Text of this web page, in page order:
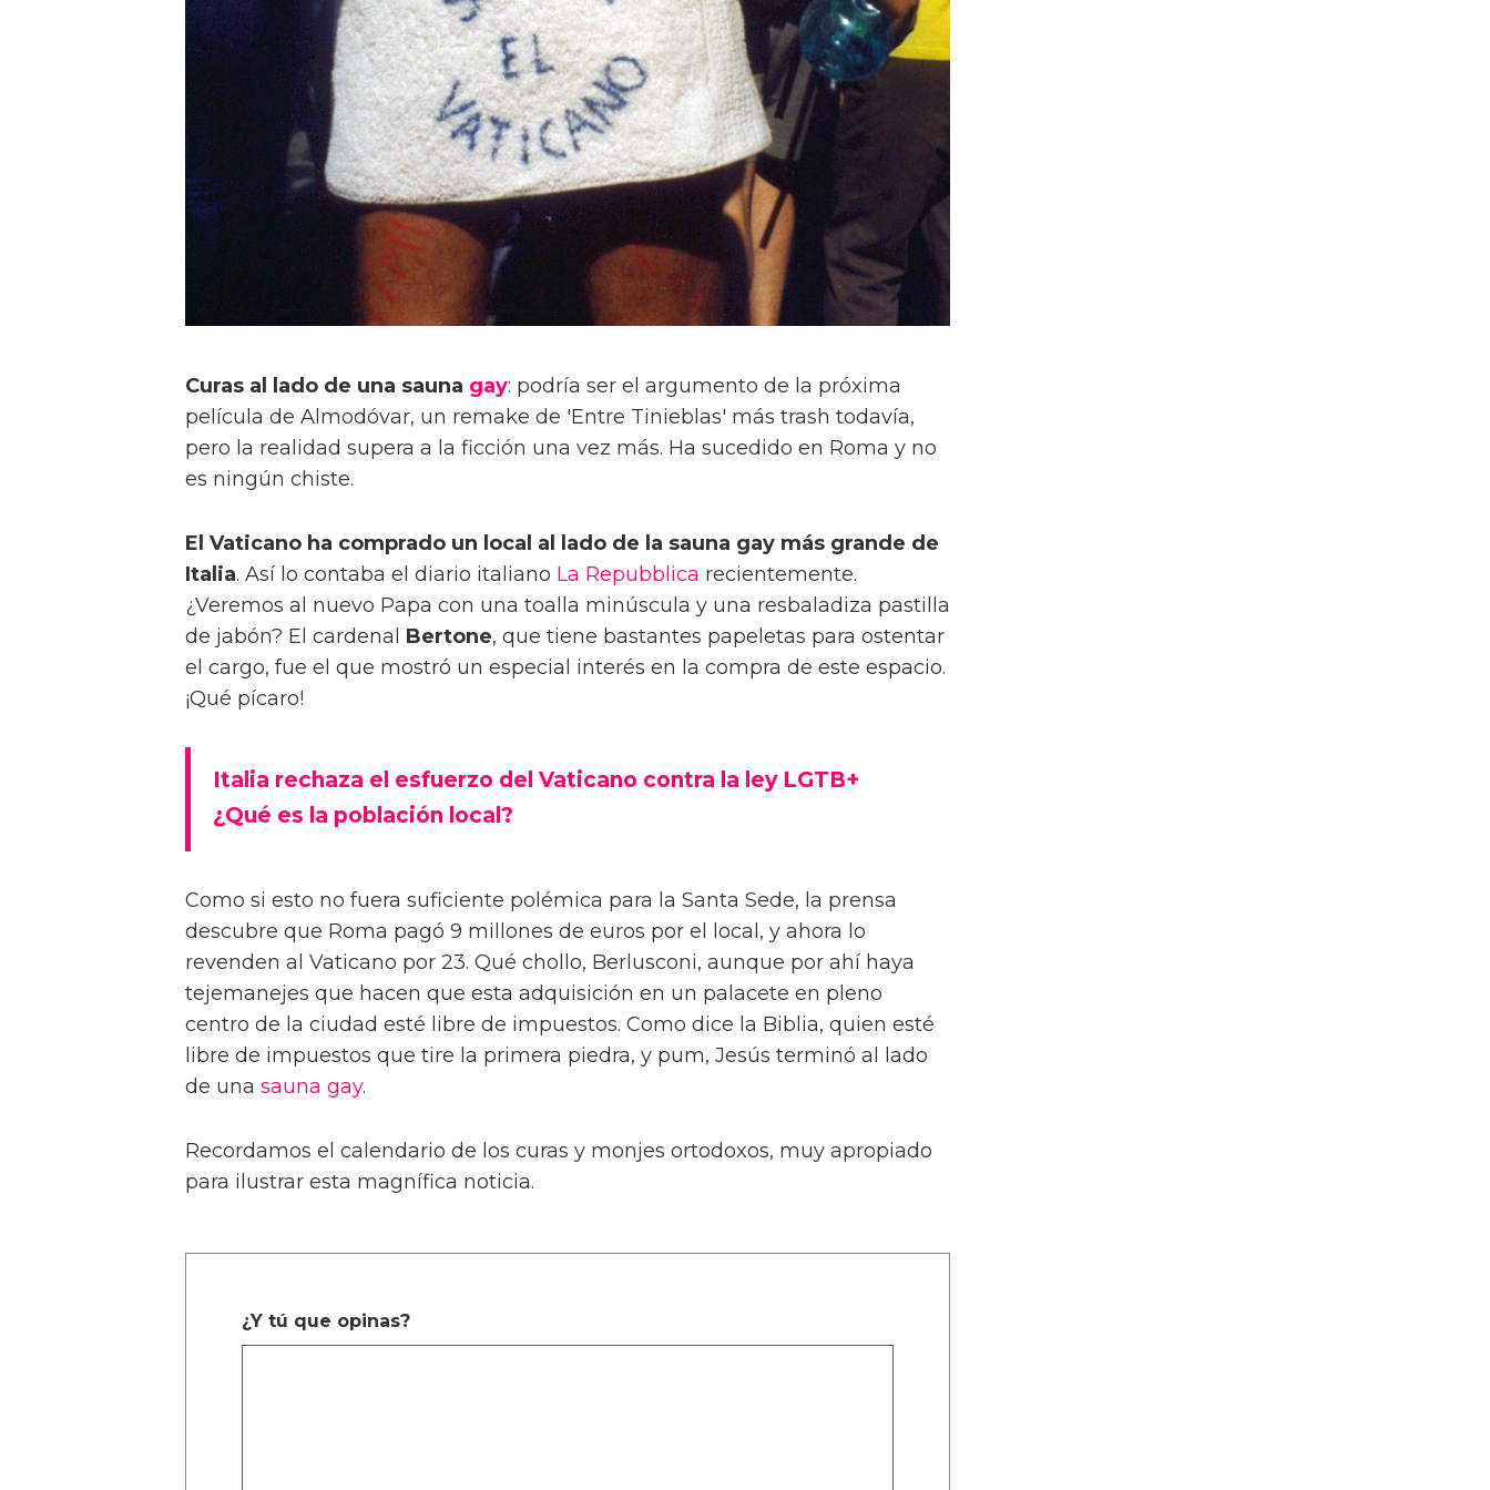
Curas al lado de una sauna gay: podría ser el argumento de la próxima
película de Almodóvar, un remake de 'Entre Tinieblas' más trash todavía,
pero la realidad supera a la ficción una vez más. Ha sucedido en Roma y no
es ningún chiste.
El Vaticano ha comprado un local al lado de la sauna gay más grande de
Italia. Así lo contaba el diario italiano La Repubblica recientemente.
¿Veremos al nuevo Papa con una toalla minúscula y una resbaladiza pastilla
de jabón? El cardenal Bertone, que tiene bastantes papeletas para ostentar
el cargo, fue el que mostró un especial interés en la compra de este espacio.
¡Qué pícaro!
Italia rechaza el esfuerzo del Vaticano contra la ley LGTB+
¿Qué es la población local?
Como si esto no fuera suficiente polémica para la Santa Sede, la prensa
descubre que Roma pagó 9 millones de euros por el local, y ahora lo
revenden al Vaticano por 23. Qué chollo, Berlusconi, aunque por ahí haya
tejemanejes que hacen que esta adquisición en un palacete en pleno
centro de la ciudad esté libre de impuestos. Como dice la Biblia, quien esté
libre de impuestos que tire la primera piedra, y pum, Jesús terminó al lado
de una sauna gay.
Recordamos el calendario de los curas y monjes ortodoxos, muy apropiado
para ilustrar esta magnífica noticia.
¿Y tú que opinas?